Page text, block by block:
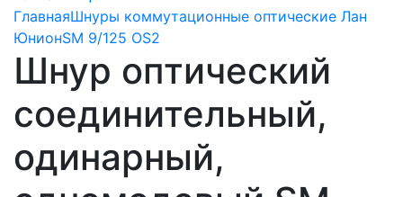
ГлавнаяШнуры коммутационные оптические Лан
ЮнионSM 9/125 OS2
Шнур оптический
соединительный,
одинарный,